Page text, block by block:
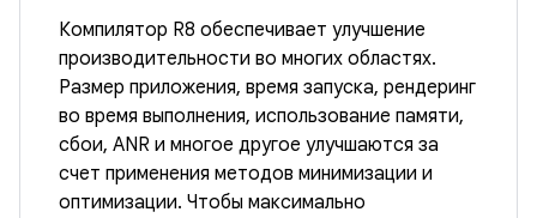
Компилятор R8 обеспечивает улучшение
производительности во многих областях.
Размер приложения, время запуска, рендеринг
во время выполнения, использование памяти,
сбои, ANR и многое другое улучшаются за
счет применения методов минимизации и
оптимизации. Чтобы максимально